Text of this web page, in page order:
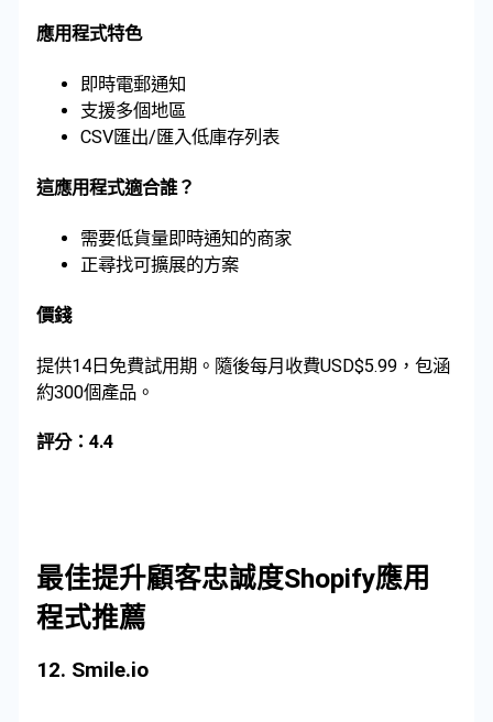
應用程式特色
即時電郵通知
支援多個地區
CSV匯出/匯入低庫存列表
這應用程式適合誰？
需要低貨量即時通知的商家
正尋找可擴展的方案
價錢
提供14日免費試用期。隨後每月收費USD$5.99，包涵
約300個產品。
評分：4.4
最佳提升顧客忠誠度Shopify應用
程式推薦
12. Smile.io